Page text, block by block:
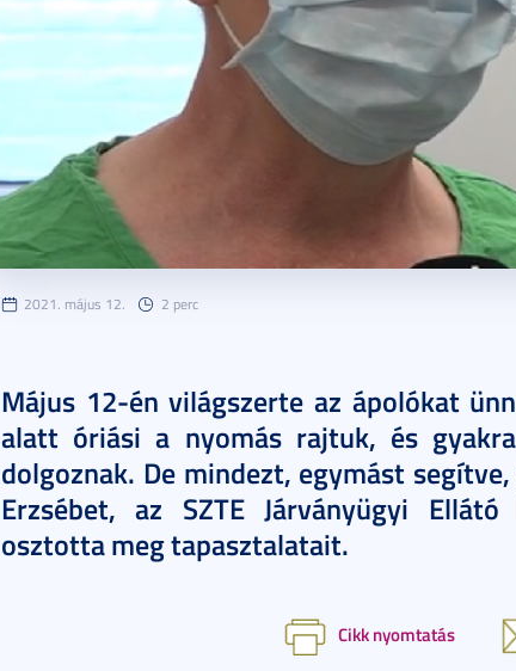
2021. május 12. 2 perc
Május 12-én világszerte az ápolókat
alatt óriási a nyomás rajtuk, és
dolgoznak. De mindezt, egymást
Erzsébet, az SZTE Járványügyi
osztotta meg tapasztalatait.
Cikk nyomtatás